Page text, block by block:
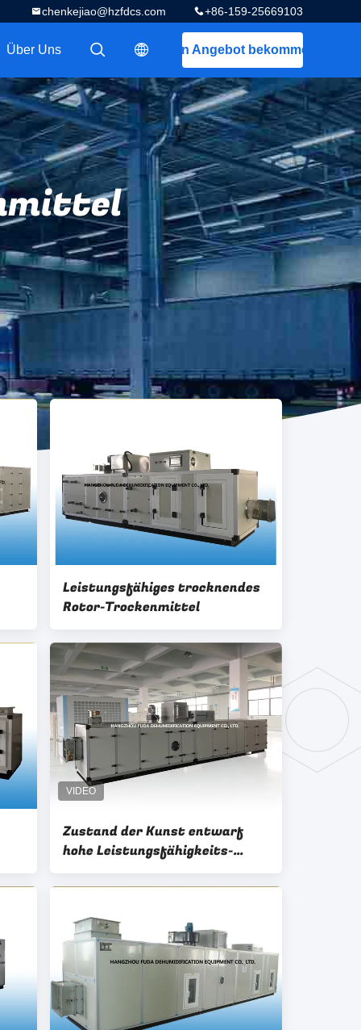
+86-159-25669103
chenkejiao@hzfdcs.com
Ein Angebot bekommen
描述
描述
Über Uns
Leistungsfähiges trocknendes
Rotor-Trockenmittel
Zustand der Kunst entwarf
hohe Leistungsfähigkeits-
trocknendes Rotor-
Trockenmittel RH≤30%